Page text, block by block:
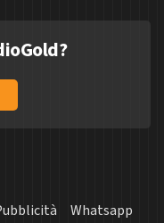
Whatsapp